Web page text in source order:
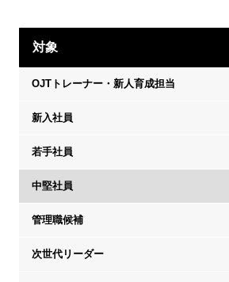
対象
OJTトレーナー・新人育成担当
新入社員
若手社員
中堅社員
管理職候補
次世代リーダー